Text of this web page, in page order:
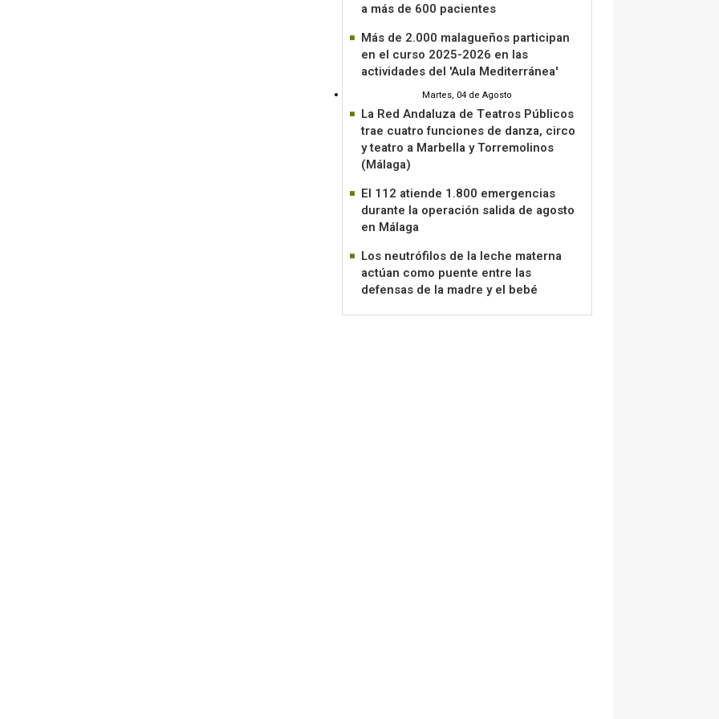
a más de 600 pacientes
Más de 2.000 malagueños participan
en el curso 2025-2026 en las
actividades del 'Aula Mediterránea'
Martes, 04 de Agosto
La Red Andaluza de Teatros Públicos
trae cuatro funciones de danza, circo
y teatro a Marbella y Torremolinos
(Málaga)
El 112 atiende 1.800 emergencias
durante la operación salida de agosto
en Málaga
Los neutrófilos de la leche materna
actúan como puente entre las
defensas de la madre y el bebé